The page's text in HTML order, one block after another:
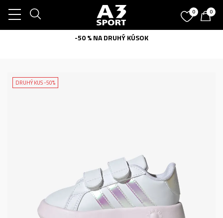
0 0
-50 % NA DRUHÝ KÚSOK
DRUHÝ KUS -50%